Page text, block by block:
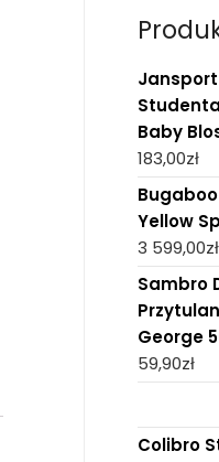
Baby
183,00zł
Yellow
3 599,00zł
Sambro
George
59,90zł
Colibro